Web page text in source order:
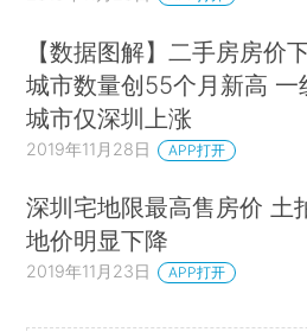
【数据图解】二手房房价
城市数量创55个月新高 一
城市仅深圳上涨
2019年11月28日 APP打开
深圳宅地限最高售房价 土
地价明显下降
2019年11月23日 APP打开